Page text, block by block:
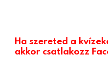
Ha szereted a
akkor csatlakozz